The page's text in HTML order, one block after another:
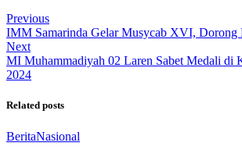
Previous
IMM Samarinda Gelar Musycab XVI, Dorong
Next
MI Muhammadiyah 02 Laren Sabet Medali di
2024
Related posts
BeritaNasional